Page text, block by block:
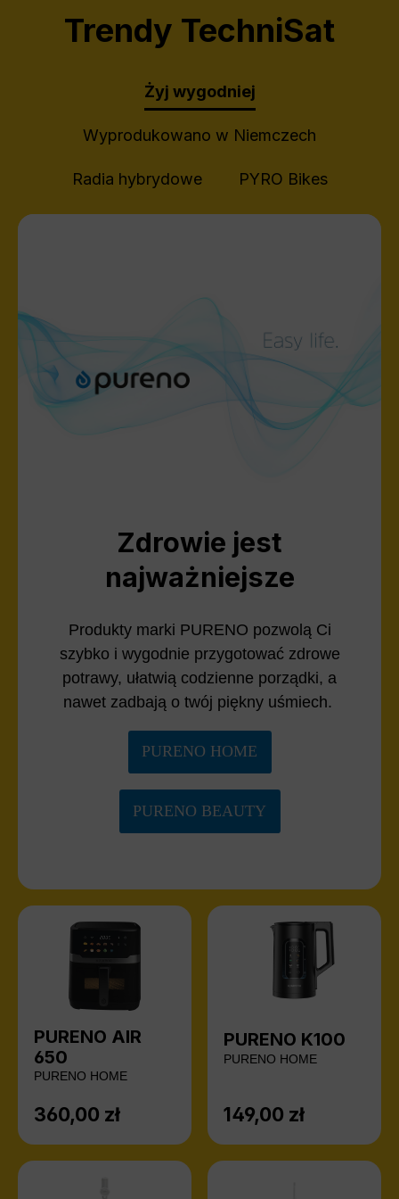
Trendy TechniSat
Żyj wygodniej
Wyprodukowano w Niemczech
Radia hybrydowe PYRO Bikes
Zdrowie jest
najważniejsze
Produkty marki PURENO pozwolą Ci
szybko i wygodnie przygotować zdrowe
potrawy, ułatwią codzienne porządki, a
nawet zadbają o twój piękny uśmiech.
PURENO HOME
PURENO BEAUTY
PURENO AIR
650
PURENO HOME
Cena regularna:
360,00 zł
PURENO K100
PURENO HOME
Cena regularna:
149,00 zł